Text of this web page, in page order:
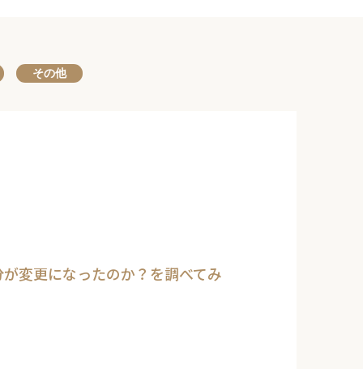
その他
変更になったのか？を調べてみ